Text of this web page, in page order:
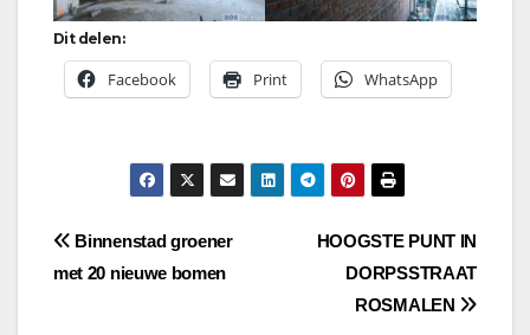
Dit delen:
Facebook Print WhatsApp
Bericht
HOOGSTE PUNT IN
DORPSSTRAAT
ROSMALEN
Binnenstad groener
met 20 nieuwe bomen